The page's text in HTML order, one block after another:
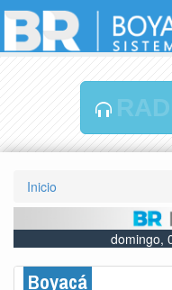
Inicio
domingo,
Boyacá